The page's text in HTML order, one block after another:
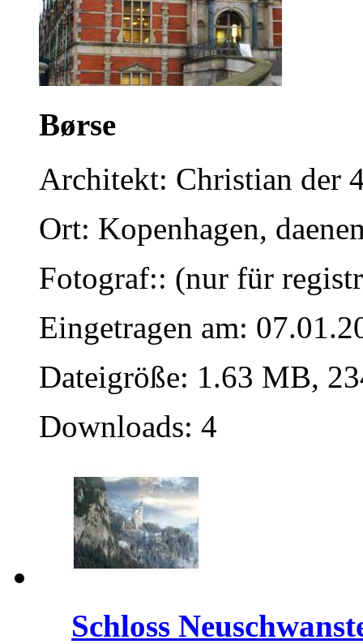
Børse
Architekt: Christian der
Ort: Kopenhagen,
Fotograf:: (nur für
Eingetragen am:
Dateigröße: 1.63 MB,
Downloads: 4
Schloss